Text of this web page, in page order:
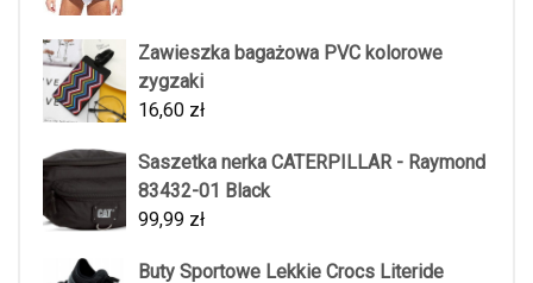
Zawieszka bagażowa PVC kolorowe
zygzaki
16,60 zł
Saszetka nerka CATERPILLAR - Raymond
83432-01 Black
99,99 zł
Buty Sportowe Lekkie Crocs Literide